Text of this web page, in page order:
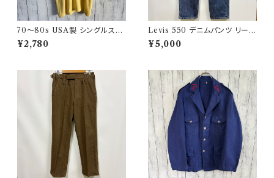
70〜80s USA製 シングルステ
ッチT ヴィンテージTシャツ
¥2,780
Levis 550 デニムパンツ リーバ
イス ワイドデニム 3
¥5,000